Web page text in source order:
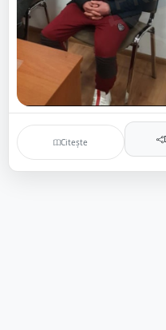
Citește